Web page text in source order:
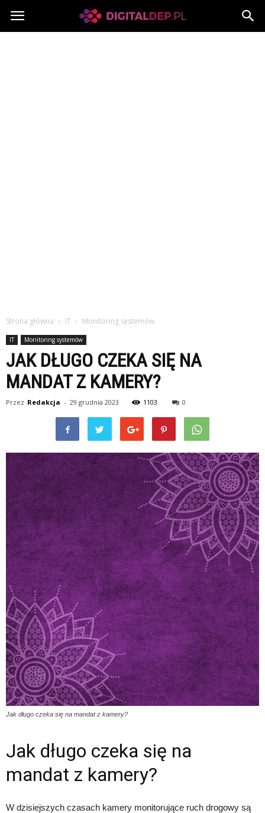
Digitaldep.pl
Strona główna IT Monitoring systemów
IT Monitoring systemów
JAK DŁUGO CZEKA SIĘ NA
MANDAT Z KAMERY?
Przez Redakcja - 29 grudnia 2023 1103 0
Jak długo czeka się na mandat z kamery?
Jak długo czeka się na
mandat z kamery?
W dzisiejszych czasach kamery monitorujące ruch drogowy są